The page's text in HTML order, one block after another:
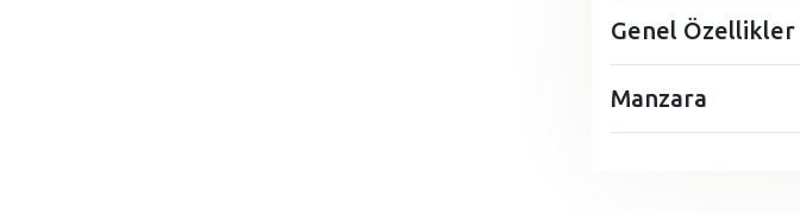
Genel Özellikler
Manzara